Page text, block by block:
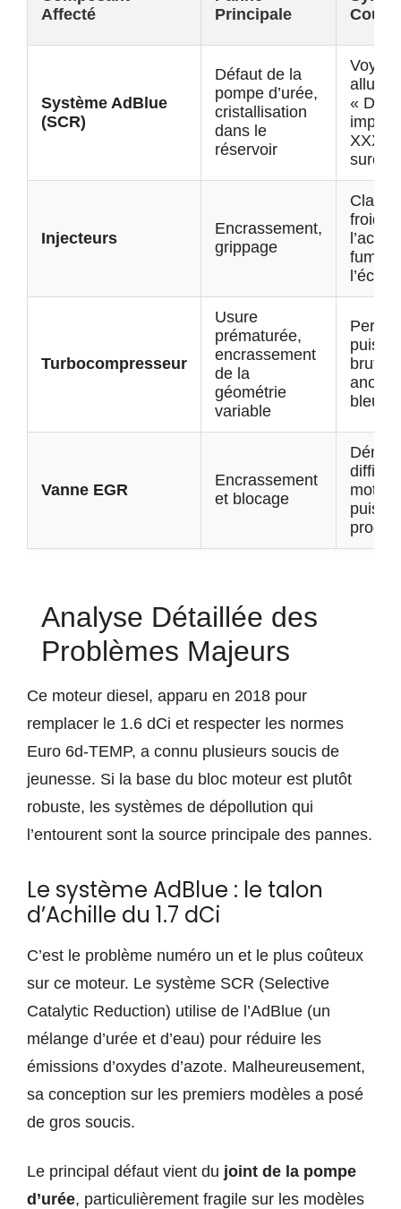
Affecté
Principale
Système AdBlue
(SCR)
Défaut de la
pompe d’urée,
cristallisation
dans le
réservoir
«
XXX
Injecteurs
Encrassement,
grippage
froid,
fumée
Turbocompresseur
Usure
prématurée,
encrassement
de la
géométrie
variable
Perte
bleue
Vanne EGR
Encrassement
et blocage
Analyse Détaillée des
Problèmes Majeurs
Ce moteur diesel, apparu en 2018 pour
remplacer le 1.6 dCi et respecter les normes
Euro 6d-TEMP, a connu plusieurs soucis de
jeunesse. Si la base du bloc moteur est plutôt
robuste, les systèmes de dépollution qui
l’entourent sont la source principale des pannes.
Le système AdBlue : le talon
d’Achille du 1.7 dCi
C’est le problème numéro un et le plus coûteux
sur ce moteur. Le système SCR (Selective
Catalytic Reduction) utilise de l’AdBlue (un
mélange d’urée et d’eau) pour réduire les
émissions d’oxydes d’azote. Malheureusement,
sa conception sur les premiers modèles a posé
de gros soucis.
Le principal défaut vient du joint de la pompe
d’urée, particulièrement fragile sur les modèles